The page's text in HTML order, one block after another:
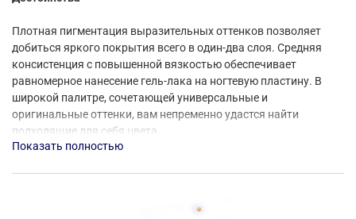
Плотная пигментация выразительных оттенков позволяет
добиться яркого покрытия всего в один-два слоя. Средняя
консистенция с повышенной вязкостью обеспечивает
равномерное нанесение гель-лака на ногтевую пластину. В
широкой палитре, сочетающей универсальные и
оригинальные оттенки, вам непременно удастся найти
подходящие для себя цвета.
Показать полностью